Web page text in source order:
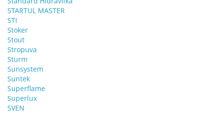
STARTUL MASTER
STI
Stoker
Stout
Stropuva
Sturm
Sunsystem
Suntek
Superflame
Superlux
SVEN